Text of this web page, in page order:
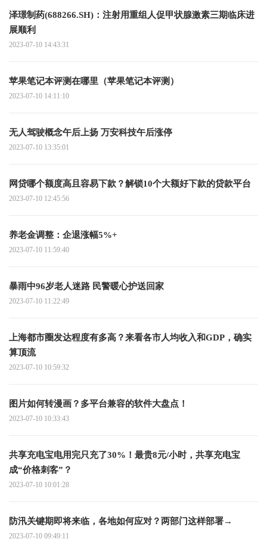
泽璟制药(688266.SH)：注射用重组人促甲状腺激素三期临床进
展顺利
2023-07-10 14:43:31
苹果笔记本评测在哪里（苹果笔记本评测）
2023-07-10 14:11:10
无人驾驶概念午后上扬 万安科技午后涨停
2023-07-10 13:35:01
网贷哪个额度高且容易下款？解锁10个大额好下款的贷款平台
2023-07-10 12:45:56
养老金调整：企退涨幅5%+
2023-07-10 11:59:40
暴雨中96岁老人迷路 民警暖心护送回家
2023-07-10 11:22:49
上海都市圈发达程度有多高？来看各市人均收入和GDP，确实
算顶流
2023-07-10 10:59:32
图片如何转漫画？多平台兼容的软件大盘点！
2023-07-10 10:33:43
共享充电宝电用完只充了30%！最贵8元/小时，共享充电宝
成“价格刺客”？
2023-07-10 10:01:28
防汛关键期即将来临，各地如何应对？两部门这样部署→
2023-07-10 09:49:11